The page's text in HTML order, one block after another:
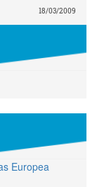
18/03/2009
Europea